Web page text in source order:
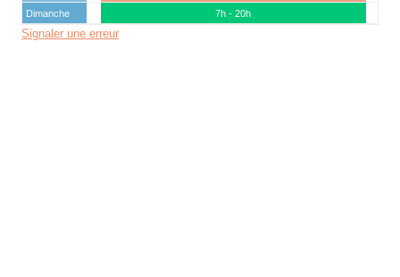
Dimanche
7h - 20h
Signaler une erreur